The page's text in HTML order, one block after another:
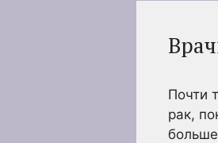
Почти
рак,